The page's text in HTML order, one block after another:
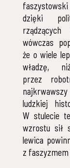
dzięki
rządzących
wówczas
że o wiele
władzę,
przez
ludzkiej
W stulecie
wzrostu sił
lewica
z